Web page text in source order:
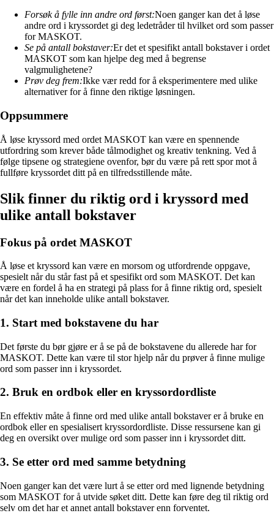
Forsøk å fylle inn andre ord først:Noen ganger kan det å løse
andre ord i kryssordet gi deg ledetråder til hvilket ord som passer
for MASKOT.
Se på antall bokstaver:Er det et spesifikt antall bokstaver i ordet
MASKOT som kan hjelpe deg med å begrense
valgmulighetene?
Prøv deg frem:Ikke vær redd for å eksperimentere med ulike
alternativer for å finne den riktige løsningen.
Oppsummere
Å løse kryssord med ordet MASKOT kan være en spennende
utfordring som krever både tålmodighet og kreativ tenkning. Ved å
følge tipsene og strategiene ovenfor, bør du være på rett spor mot å
fullføre kryssordet ditt på en tilfredsstillende måte.
Slik finner du riktig ord i kryssord med
ulike antall bokstaver
Fokus på ordet MASKOT
Å løse et kryssord kan være en morsom og utfordrende oppgave,
spesielt når du står fast på et spesifikt ord som MASKOT. Det kan
være en fordel å ha en strategi på plass for å finne riktig ord, spesielt
når det kan inneholde ulike antall bokstaver.
1. Start med bokstavene du har
Det første du bør gjøre er å se på de bokstavene du allerede har for
MASKOT. Dette kan være til stor hjelp når du prøver å finne mulige
ord som passer inn i kryssordet.
2. Bruk en ordbok eller en kryssordordliste
En effektiv måte å finne ord med ulike antall bokstaver er å bruke en
ordbok eller en spesialisert kryssordordliste. Disse ressursene kan gi
deg en oversikt over mulige ord som passer inn i kryssordet ditt.
3. Se etter ord med samme betydning
Noen ganger kan det være lurt å se etter ord med lignende betydning
som MASKOT for å utvide søket ditt. Dette kan føre deg til riktig ord
selv om det har et annet antall bokstaver enn forventet.